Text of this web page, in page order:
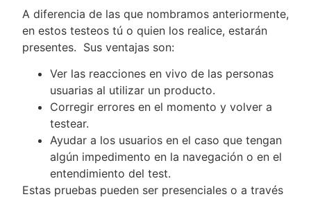
A diferencia de las que nombramos anteriormente,
en estos testeos tú o quien los realice, estarán
presentes. Sus ventajas son:
Ver las reacciones en vivo de las personas
usuarias al utilizar un producto.
Corregir errores en el momento y volver a
testear.
Ayudar a los usuarios en el caso que tengan
algún impedimento en la navegación o en el
entendimiento del test.
Estas pruebas pueden ser presenciales o a través